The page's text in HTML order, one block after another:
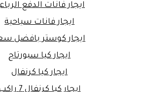
ايجار فانات الدفع
ايجار فانات سياحية
ايجار كوستر بافضل
ايجار كيا سبورتاج
ايجار كيا كرنفال
ايجار كيا كرنفال 7 راكب